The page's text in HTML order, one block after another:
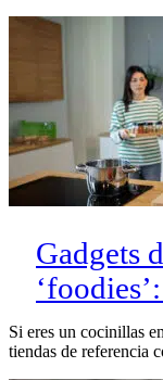
Gadgets
Si eres un cocinillas
tiendas de